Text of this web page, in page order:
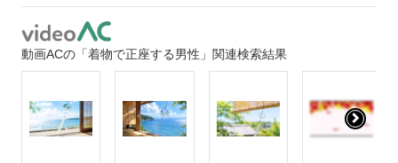
動画ACの「着物で正座する男性」関連検索結果